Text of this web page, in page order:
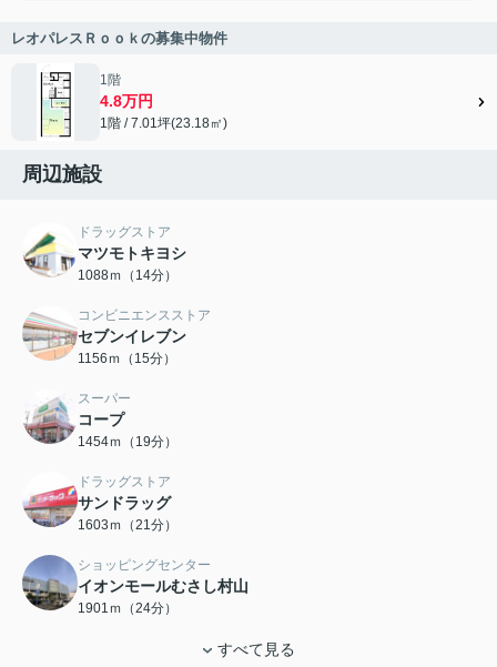
レオパレスＲｏｏｋの募集中物件
1階
4.8万円
1階 / 7.01坪(23.18㎡)
周辺施設
ドラッグストア
マツモトキヨシ
1088ｍ（14分）
コンビニエンスストア
セブンイレブン
1156ｍ（15分）
スーパー
コープ
1454ｍ（19分）
ドラッグストア
サンドラッグ
1603ｍ（21分）
ショッピングセンター
イオンモールむさし村山
1901ｍ（24分）
すべて見る